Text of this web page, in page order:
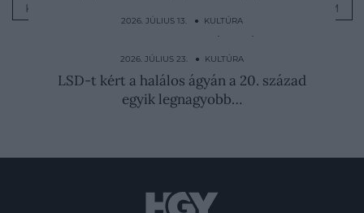
KÖNYV IRODALOM
2026. JÚLIUS 13. ● KULTÚRA
VIII. Henrik különleges halált szánt Boleyn
Annának
2026. JÚLIUS 23. ● KULTÚRA
LSD-t kért a halálos ágyán a 20. század
egyik legnagyobb…